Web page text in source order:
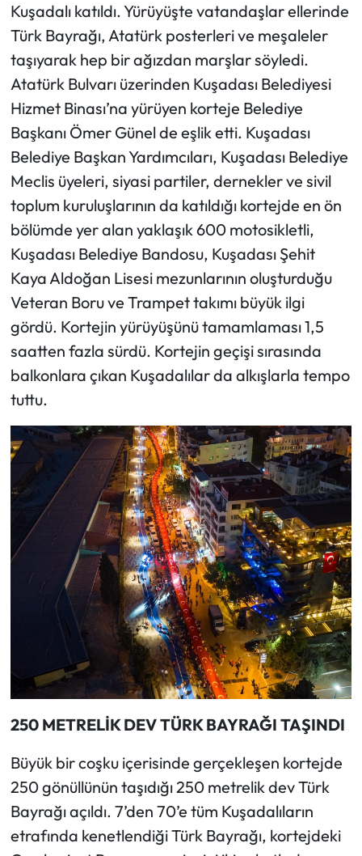
Kuşadalı katıldı. Yürüyüşte vatandaşlar ellerinde
Türk Bayrağı, Atatürk posterleri ve meşaleler
taşıyarak hep bir ağızdan marşlar söyledi.
Atatürk Bulvarı üzerinden Kuşadası Belediyesi
Hizmet Binası’na yürüyen korteje Belediye
Başkanı Ömer Günel de eşlik etti. Kuşadası
Belediye Başkan Yardımcıları, Kuşadası Belediye
Meclis üyeleri, siyasi partiler, dernekler ve sivil
toplum kuruluşlarının da katıldığı kortejde en ön
bölümde yer alan yaklaşık 600 motosikletli,
Kuşadası Belediye Bandosu, Kuşadası Şehit
Kaya Aldoğan Lisesi mezunlarının oluşturduğu
Veteran Boru ve Trampet takımı büyük ilgi
gördü. Kortejin yürüyüşünü tamamlaması 1,5
saatten fazla sürdü. Kortejin geçişi sırasında
balkonlara çıkan Kuşadalılar da alkışlarla tempo
tuttu.
250 METRELİK DEV TÜRK BAYRAĞI TAŞINDI
Büyük bir coşku içerisinde gerçekleşen kortejde
250 gönüllünün taşıdığı 250 metrelik dev Türk
Bayrağı açıldı. 7’den 70’e tüm Kuşadalıların
etrafında kenetlendiği Türk Bayrağı, kortejdeki